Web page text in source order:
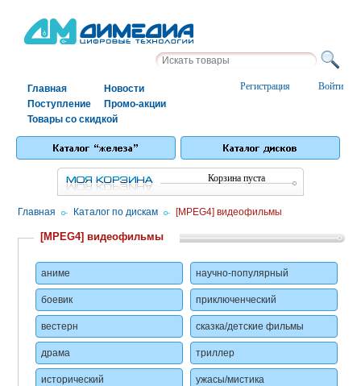
Войти
Регистрация
Главная
Новости
Поступление
Промо-акции
Товары со скидкой
Корзина пуста
Главная / Каталог по дискам / [MPEG4] видеофильмы
[MPEG4] видеофильмы
аниме
боевик
вестерн
драма
исторический
научно-популярный
приключенческий
сказка/детские фильмы
триллер
ужасы/мистика